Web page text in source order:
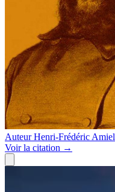
Auteur Henri-Frédéric Amiel
Voirla citation →